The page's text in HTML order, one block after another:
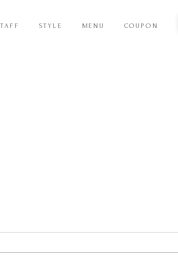
STYLE MENU COUPON